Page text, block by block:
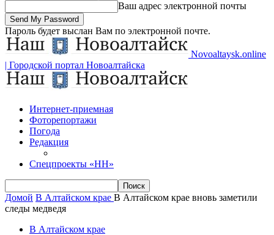
Ваш адрес электронной почты
Пароль будет выслан Вам по электронной почте.
Novoaltaysk.online
| Городской портал Новоалтайска
Интернет-приемная
Фоторепортажи
Погода
Редакция
Спецпроекты «НН»
Домой В Алтайском крае В Алтайском крае вновь заметили
следы медведя
В Алтайском крае